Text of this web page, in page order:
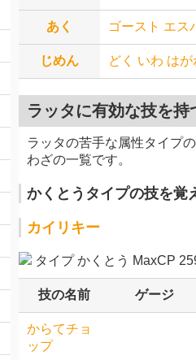
あく ゴースト エス
じめん どく いわ はが
ラッタに有効な技を持
ラッタの苦手な属性タイプ
わざの一覧です。
かくとうタイプの技を覚
カイリキー
タイプ かくとう MaxCP
技の名前 ゲージ
からてチョ
ップ